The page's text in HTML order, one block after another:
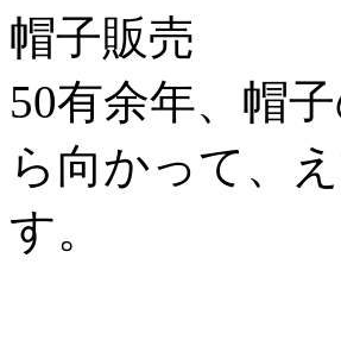
帽子販売
50有余年、帽
ら向かって、
す。